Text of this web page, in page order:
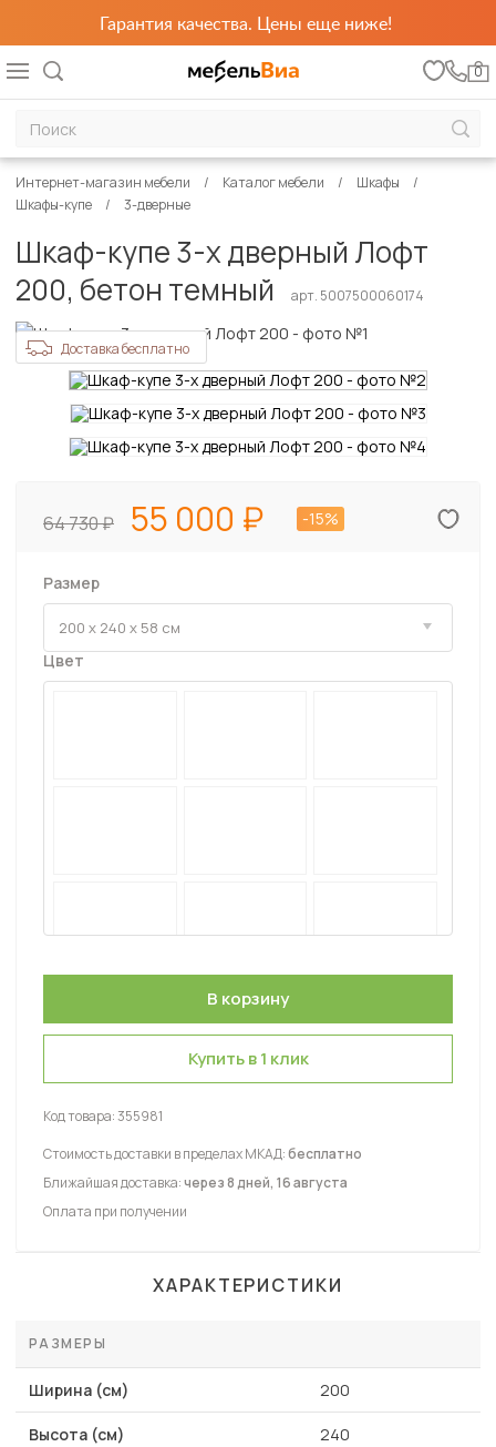
Гарантия качества. Цены еще ниже!
0
Интернет-магазин мебели Каталог мебели
Шкафы
Шкафы-купе
3-дверные
Шкаф-купе 3-х дверный Лофт
200, бетон темный
арт. 5007500060174
Доставка бесплатно
64 730 55 000 -15%
Размер
Цвет
Купить в 1 клик
Код товара:355981
Стоимость доставки в пределах МКАД:бесплатно
Ближайшая доставка:через 8 дней, 16 августа
Оплата при получении
ХАРАКТЕРИСТИКИ
РАЗМЕРЫ
Ширина (см) 200
Высота (см) 240